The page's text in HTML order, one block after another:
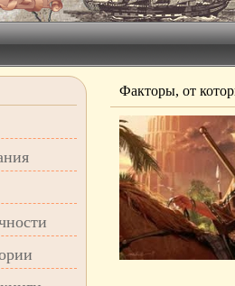
Факторы, от